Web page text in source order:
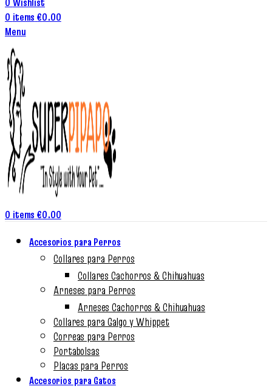
0 items €0.00
Menu
0 items €0.00
Accesorios para Perros
Collares para Perros
Collares Cachorros & Chihuahuas
Arneses para Perros
Arneses Cachorros & Chihuahuas
Collares para Galgo y Whippet
Correas para Perros
Portabolsas
Placas para Perros
Accesorios para Gatos